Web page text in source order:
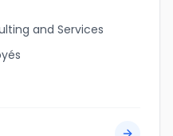
and Services